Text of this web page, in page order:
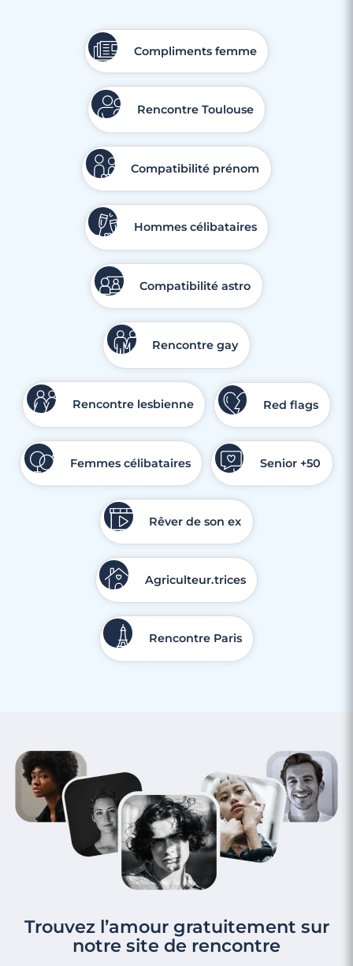
4 minutes
Rencontre à Le Fenouiller
4 minutes
Faire des rencontres à La Roche-sur-Yon
Compliments femme
Rencontre Toulouse
Compatibilité prénom
Hommes célibataires
Compatibilité astro
Rencontre gay
Rencontre lesbienne Red flags
Femmes célibataires Senior +50
Rêver de son ex
Agriculteur.trices
Rencontre Paris
Trouvez l’amour gratuitement sur
notre site de rencontre